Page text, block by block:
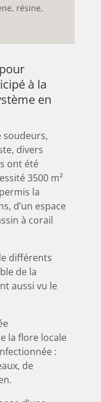
résine,
à la
en
soudeurs,
divers
ont été
3500 m²
la
d’un espace
à corail
différents
de la
aussi vu le
la flore locale
:
de